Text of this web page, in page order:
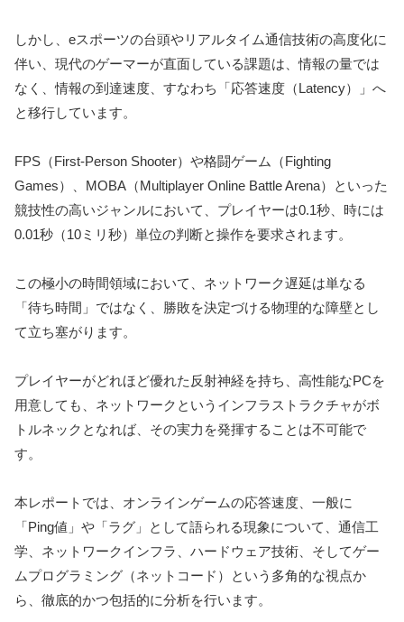
しかし、eスポーツの台頭やリアルタイム通信技術の高度化に
伴い、現代のゲーマーが直面している課題は、情報の量では
なく、情報の到達速度、すなわち「応答速度（Latency）」へ
と移行しています。
FPS（First-Person Shooter）や格闘ゲーム（Fighting
Games）、MOBA（Multiplayer Online Battle Arena）といった
競技性の高いジャンルにおいて、プレイヤーは0.1秒、時には
0.01秒（10ミリ秒）単位の判断と操作を要求されます。
この極小の時間領域において、ネットワーク遅延は単なる
「待ち時間」ではなく、勝敗を決定づける物理的な障壁とし
て立ち塞がります。
プレイヤーがどれほど優れた反射神経を持ち、高性能なPCを
用意しても、ネットワークというインフラストラクチャがボ
トルネックとなれば、その実力を発揮することは不可能で
す。
本レポートでは、オンラインゲームの応答速度、一般に
「Ping値」や「ラグ」として語られる現象について、通信工
学、ネットワークインフラ、ハードウェア技術、そしてゲー
ムプログラミング（ネットコード）という多角的な視点か
ら、徹底的かつ包括的に分析を行います。